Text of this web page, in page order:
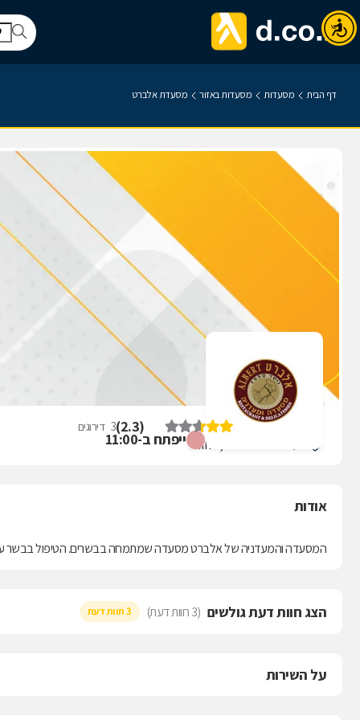
דף הבית מסעדות מסעדות באזור מסעדת אלברט
ייפתח ב-11:00
מסעדת אלברט (
2.3
)
3 דירוגים
אודות
המסעדה והמעדניה של אלברט מסעדה שמתמחה בבשרים. הטיפול בבשר
הצג חוות דעת גולשים (3 חוות דעת) 3 חוות דעת
על השירות